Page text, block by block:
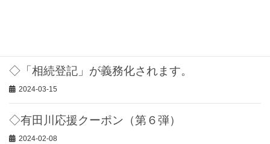
◇「相続登記」が義務化されます。
2024-03-15
◇有田川応援クーポン（第６弾）
2024-02-08